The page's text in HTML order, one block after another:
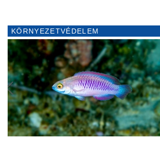
KÖRNYEZETVÉDELEM